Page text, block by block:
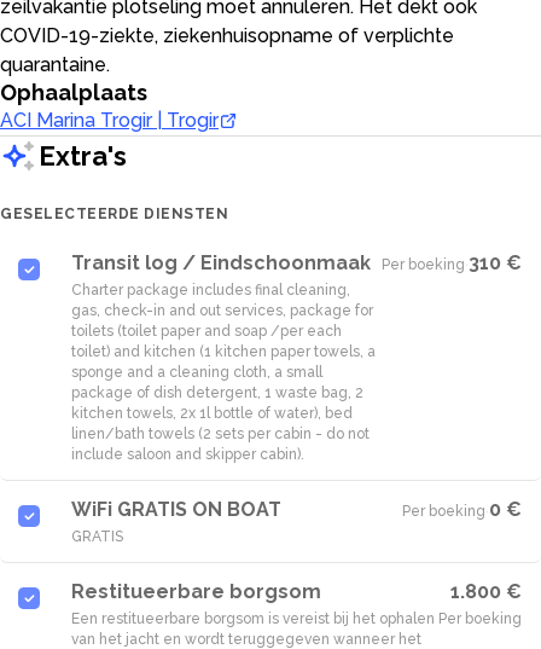
zeilvakantie plotseling moet annuleren. Het dekt ook
COVID-19-ziekte, ziekenhuisopname of verplichte
quarantaine.
Ophaalplaats
ACI Marina Trogir | Trogir
Extra's
GESELECTEERDE DIENSTEN
Transit log / Eindschoonmaak
Charter package includes final cleaning,
gas, check-in and out services, package for
toilets (toilet paper and soap /per each
toilet) and kitchen (1 kitchen paper towels, a
sponge and a cleaning cloth, a small
package of dish detergent, 1 waste bag, 2
kitchen towels, 2x 1l bottle of water), bed
linen/bath towels (2 sets per cabin - do not
Per boeking·310 €
WiFi GRATIS ON BOAT
GRATIS
Per boeking·0 €
Restitueerbare borgsom
Een restitueerbare borgsom is vereist bij het ophalen
van het jacht en wordt teruggegeven wanneer het
1.800 €
Per boeking